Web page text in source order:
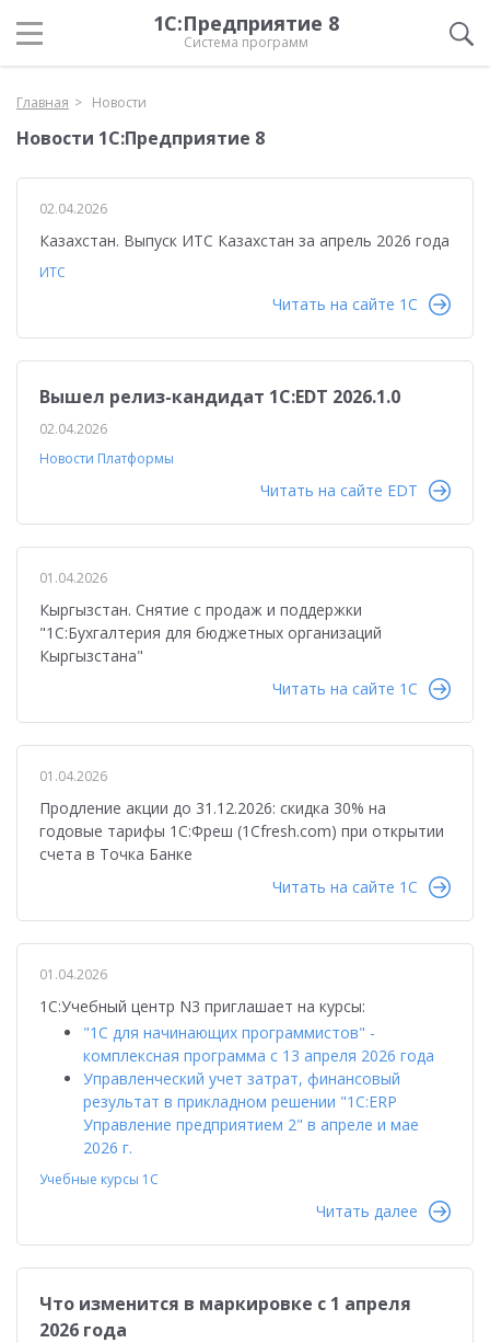
1С:Предприятие 8
Система программ
Главная Новости
Новости 1С:Предприятие 8
02.04.2026
Казахстан. Выпуск ИТС Казахстан за апрель 2026 года
ИТС
Читать на сайте 1C
Вышел релиз-кандидат 1C:EDT 2026.1.0
02.04.2026
Новости Платформы
Читать на сайте EDT
01.04.2026
Кыргызстан. Снятие с продаж и поддержки
"1С:Бухгалтерия для бюджетных организаций
Кыргызстана"
Читать на сайте 1C
01.04.2026
Продление акции до 31.12.2026: скидка 30% на
годовые тарифы 1С:Фреш (1Cfresh.com) при открытии
счета в Точка Банке
Читать на сайте 1C
01.04.2026
1С:Учебный центр N3 приглашает на курсы:
"1С для начинающих программистов" -
комплексная программа с 13 апреля 2026 года
Управленческий учет затрат, финансовый
результат в прикладном решении "1С:ERP
Управление предприятием 2" в апреле и мае
2026 г.
Учебные курсы 1С
Читать далее
Что изменится в маркировке с 1 апреля
2026 года